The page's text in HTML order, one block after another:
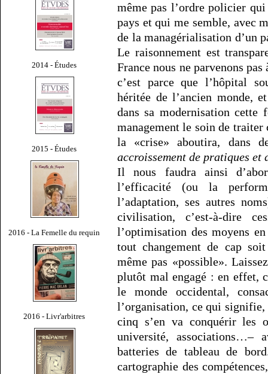
2014 - Études
2015 - Études
2016 - La Femelle du requin
2016 - Livr'arbitres
même pas l’ordre policier
pays et qui me semble, avec
de la managérialisation d’un
Le raisonnement est
France nous ne parvenons
c’est parce que l’hôpital
héritée de l’ancien monde,
dans sa modernisation
management le soin de traiter
la «crise» aboutira, dans
accroissement de pratiques et
Il nous faudra ainsi
l’efficacité (ou la
l’adaptation, ses autres
civilisation, c’est-à-dire
l’optimisation des moyens
tout changement de cap
même pas «possible».
plutôt mal engagé : en effet,
le monde occidental,
l’organisation, ce qui signifie,
cinq s’en va conquérir les
université, associations…–
batteries de tableau de
cartographie des